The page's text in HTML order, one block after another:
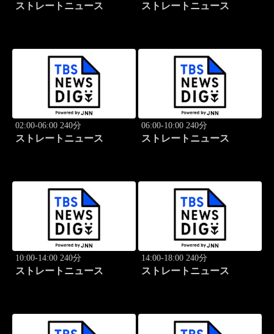
ストレートニュース ストレートニュース
02:00-06:00 240分
ストレートニュース
06:00-10:00 240分
ストレートニュース
10:00-14:00 240分
ストレートニュース
14:00-18:00 240分
ストレートニュース